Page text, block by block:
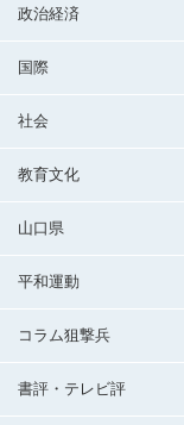
政治経済
国際
社会
教育文化
山口県
平和運動
コラム狙撃兵
書評・テレビ評